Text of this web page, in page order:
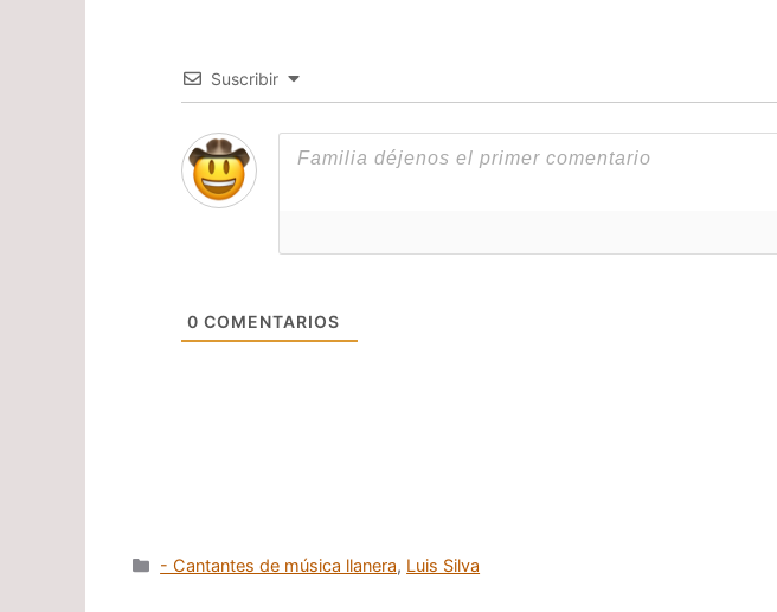
Suscribir
0 COMENTARIOS
Categorías
- Cantantes de música llanera, Luis Silva